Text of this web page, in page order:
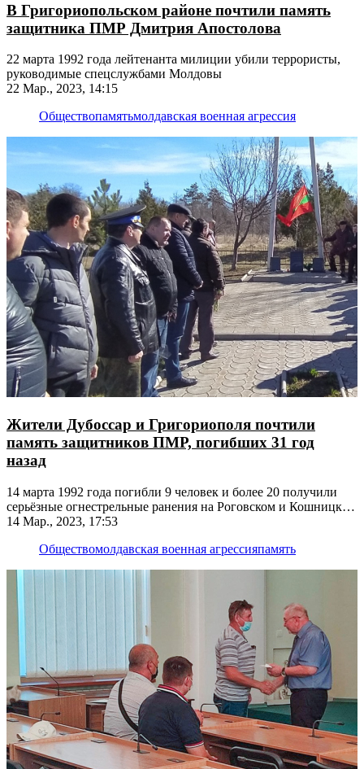
В Григориопольском районе почтили память
защитника ПМР Дмитрия Апостолова
22 марта 1992 года лейтенанта милиции убили террористы,
руководимые спецслужбами Молдовы
22 Мар., 2023, 14:15
Обществопамятьмолдавская военная агрессия
Жители Дубоссар и Григориополя почтили
память защитников ПМР, погибших 31 год
назад
14 марта 1992 года погибли 9 человек и более 20 получили
серьёзные огнестрельные ранения на Роговском и Кошницком
направлениях
14 Мар., 2023, 17:53
Обществомолдавская военная агрессияпамять